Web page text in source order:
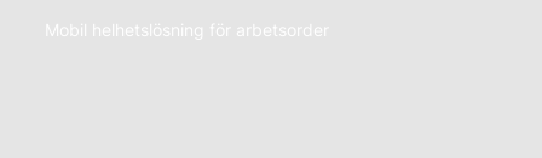
Mobil helhetslösning för arbetsorder